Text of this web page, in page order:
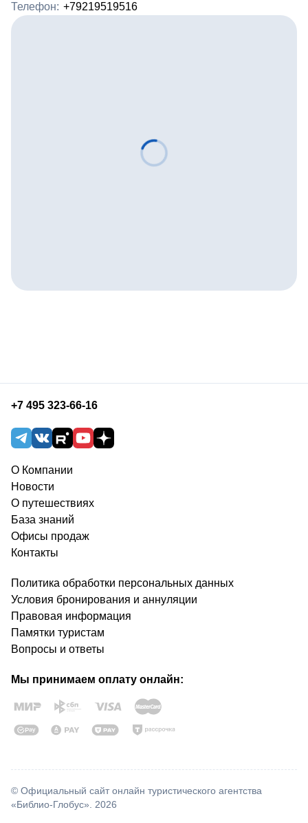
Телефон: +79219519516
+7 495 323-66-16
О Компании
Новости
О путешествиях
База знаний
Офисы продаж
Контакты
Политика обработки персональных данных
Условия бронирования и аннуляции
Правовая информация
Памятки туристам
Вопросы и ответы
Мы принимаем оплату онлайн:
© Официальный сайт онлайн туристического агентства
«Библио-Глобус». 2026